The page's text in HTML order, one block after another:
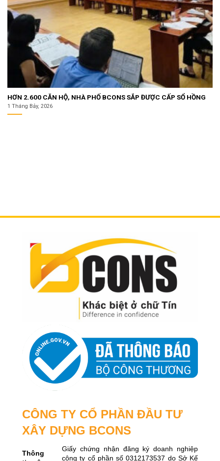
HƠN 2.600 CĂN HỘ, NHÀ PHỐ BCONS SẮP ĐƯỢC CẤP SỔ HỒNG
1 Tháng Bảy, 2026
CÔNG TY CỔ PHẦN ĐẦU TƯ
XÂY DỰNG BCONS
Thông
Giấy chứng nhận đăng ký doanh nghiệp
công ty cổ phần số 0312173537 do Sở Kế